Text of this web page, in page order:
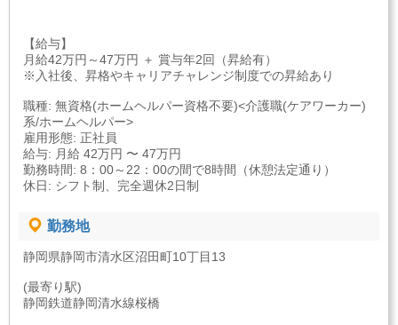
【給与】
月給42万円～47万円 ＋ 賞与年2回（昇給有）
※入社後、昇格やキャリアチャレンジ制度での昇給あり
職種: 無資格(ホームヘルパー資格不要)<介護職(ケアワーカー)
系/ホームヘルパー>
雇用形態: 正社員
給与: 月給 42万円 〜 47万円
勤務時間: 8：00～22：00の間で8時間（休憩法定通り）
休日: シフト制、完全週休2日制
勤務地
静岡県静岡市清水区沼田町10丁目13
(最寄り駅)
静岡鉄道静岡清水線桜橋